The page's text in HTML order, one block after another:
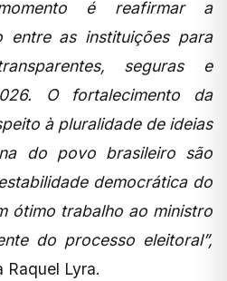
é reafirmar a
entre as instituições para
seguras e
O fortalecimento da
à pluralidade de ideias
do povo brasileiro são
democrática do
ótimo trabalho ao ministro
do processo eleitoral”,
Raquel Lyra.